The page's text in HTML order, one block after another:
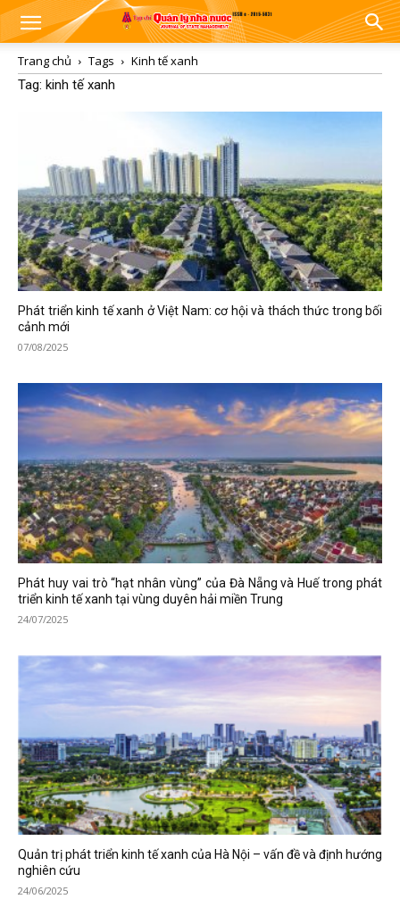
Trang chủ Tags
Kinh tế xanh
Tag: kinh tế xanh
Phát triển kinh tế xanh ở Việt Nam: cơ hội và thách thức trong bối
cảnh mới
07/08/2025
Phát huy vai trò “hạt nhân vùng” của Đà Nẵng và Huế trong phát
triển kinh tế xanh tại vùng duyên hải miền Trung
24/07/2025
Quản trị phát triển kinh tế xanh của Hà Nội – vấn đề và định hướng
nghiên cứu
24/06/2025